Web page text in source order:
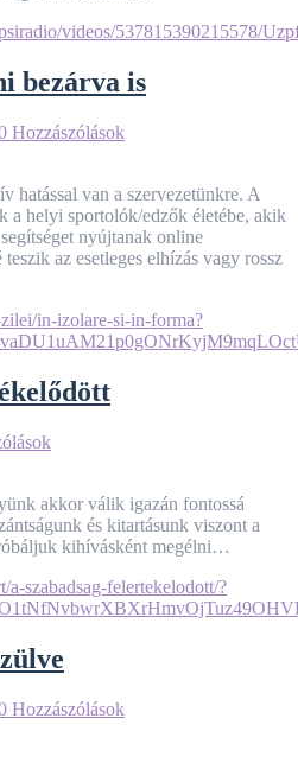
videos/
bezárva is
Hozzászólások
hatással van a szervezetünkre. A
a helyi sportolók/edzők életébe, akik
nyújtanak online
az esetleges elhízás vagy rossz
in-izolare-si-in-forma?
akkor válik igazán fontossá
és kitartásunk viszont a
kihívásként megélni…
szabadsag-felertekelodott/?
Hozzászólások